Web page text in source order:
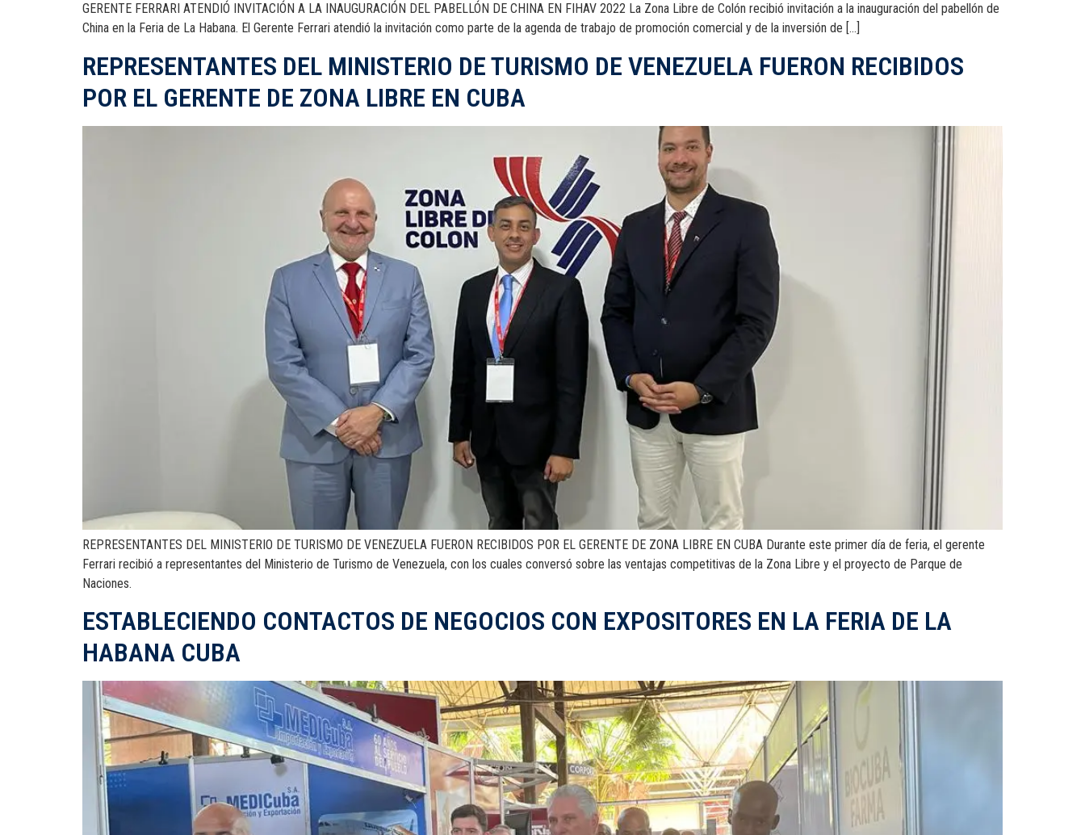
GERENTE FERRARI ATENDIÓ INVITACIÓN A LA INAUGURACIÓN DEL PABELLÓN DE CHINA EN FIHAV 2022 La Zona Libre de Colón recibió invitación a la inauguración del pabellón de
China en la Feria de La Habana. El Gerente Ferrari atendió la invitación como parte de la agenda de trabajo de promoción comercial y de la inversión de […]
REPRESENTANTES DEL MINISTERIO DE TURISMO DE VENEZUELA FUERON RECIBIDOS
POR EL GERENTE DE ZONA LIBRE EN CUBA
REPRESENTANTES DEL MINISTERIO DE TURISMO DE VENEZUELA FUERON RECIBIDOS POR EL GERENTE DE ZONA LIBRE EN CUBA Durante este primer día de feria, el gerente
Ferrari recibió a representantes del Ministerio de Turismo de Venezuela, con los cuales conversó sobre las ventajas competitivas de la Zona Libre y el proyecto de Parque de
Naciones.
ESTABLECIENDO CONTACTOS DE NEGOCIOS CON EXPOSITORES EN LA FERIA DE LA
HABANA CUBA